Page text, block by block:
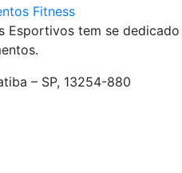
Esportivos tem se
– SP, 13254-880